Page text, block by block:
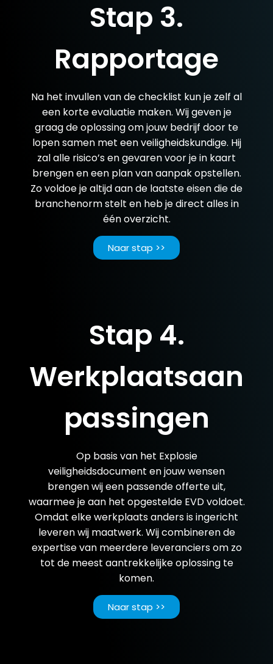
Stap 3.
Rapportage
Na het invullen van de checklist kun je zelf al
een korte evaluatie maken. Wij geven je
graag de oplossing om jouw bedrijf door te
lopen samen met een veiligheidskundige. Hij
zal alle risico’s en gevaren voor je in kaart
brengen en een plan van aanpak opstellen.
Zo voldoe je altijd aan de laatste eisen die de
branchenorm stelt en heb je direct alles in
één overzicht.
Naar stap >>
Stap 4.
Werkplaatsaan
passingen
Op basis van het Explosie
veiligheidsdocument en jouw wensen
brengen wij een passende offerte uit,
waarmee je aan het opgestelde EVD voldoet.
Omdat elke werkplaats anders is ingericht
leveren wij maatwerk. Wij combineren de
expertise van meerdere leveranciers om zo
tot de meest aantrekkelijke oplossing te
komen.
Naar stap >>